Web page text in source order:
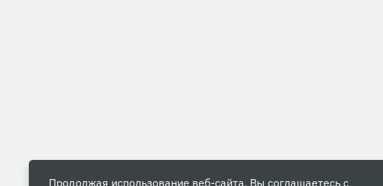
Продолжая использование веб-сайта, Вы соглашаетесь с